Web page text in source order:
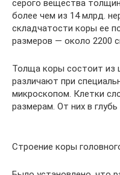
серого вещества
более чем из 14 млрд.
складчатости коры ее
размеров — около 2200
Толща коры состоит из
различают при
микроскопом. Клетки
размерам. От них в
Строение коры